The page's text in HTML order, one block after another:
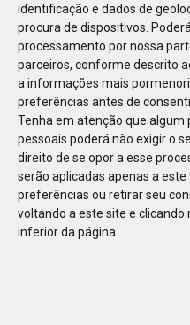
identificação e dados de
procura de dispositivos.
processamento por nossa
parceiros, conforme descrito
a informações mais
preferências antes de
Tenha em atenção que
pessoais poderá não exigir o
direito de se opor a esse
serão aplicadas apenas a
preferências ou retirar seu
voltando a este site e
inferior da página.